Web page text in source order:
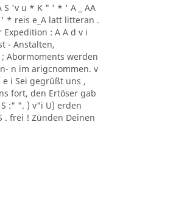
S 'v u * K " ' * ' A _ AA
* reis e_A latt litteran .
: A A d v i
- Anstalten,
Abormoments werden
n im arigcnommen. v
i Sei gegrüßt uns ,
fort, den Ertöser gab
:" ". ) v"i U) erden
. frei ! Zünden Deinen